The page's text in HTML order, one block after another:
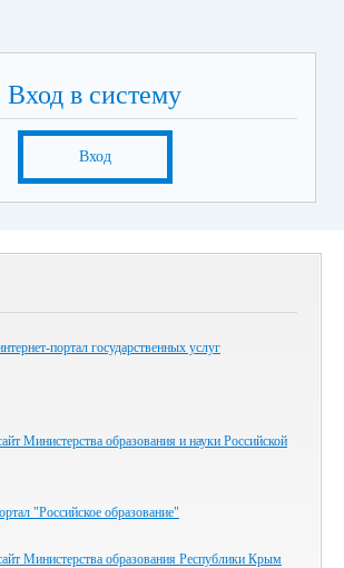
Вход в систему
Вход
портал государственных услуг
Министерства образования и науки Российской
"Российское образование"
Министерства образования Республики Крым